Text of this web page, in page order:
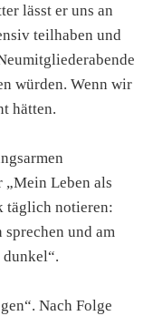
lässt er uns an
teilhaben und
würden. Wenn wir
hätten.
Leben als
täglich notieren:
und am
dunkel“.
Nach Folge